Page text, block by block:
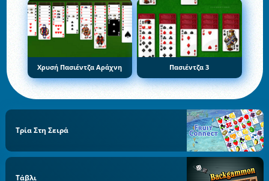
Χρυσή Πασιέντζα Αράχνη Πασιέντζα 3
Τρία Στη Σειρά
Τάβλι